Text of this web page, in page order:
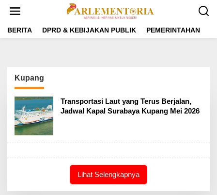
t
BERITA DPRD & KEBIJAKAN PUBLIK PEMERINTAHAN
Kupang
Transportasi Laut yang Terus Berjalan,
Jadwal Kapal Surabaya Kupang Mei 2026
Lihat Selengkapnya